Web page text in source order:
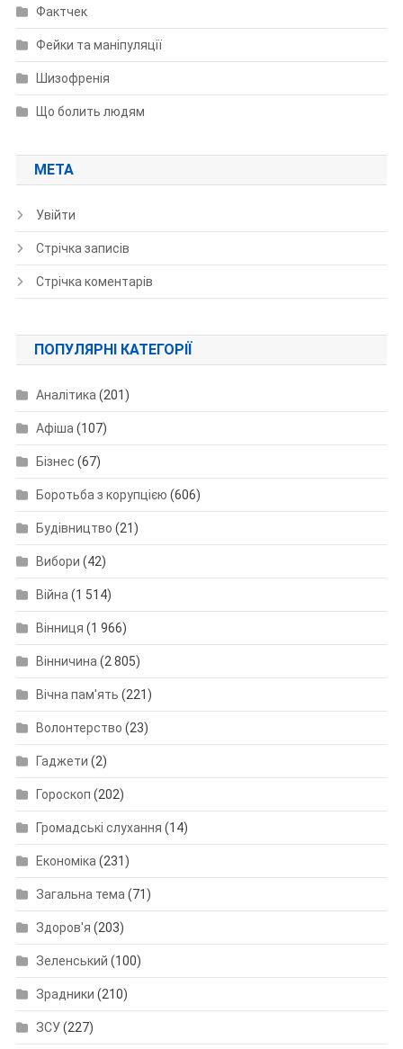
Фактчек
Фейки та маніпуляції
Шизофренія
Що болить людям
МЕТА
Увійти
Стрічка записів
Стрічка коментарів
ПОПУЛЯРНІ КАТЕГОРІЇ
Аналітика(201)
Афіша(107)
Бізнес (67)
Боротьба з корупцією (606)
Будівництво (21)
Вибори (42)
Війна(1 514)
Вінниця (1 966)
Вінничина(2 805)
Вічна пам'ять (221)
Волонтерство (23)
Гаджети (2)
Гороскоп (202)
Громадські слухання (14)
Економіка(231)
Загальна тема(71)
Здоров'я (203)
Зеленський (100)
Зрадники (210)
ЗСУ(227)